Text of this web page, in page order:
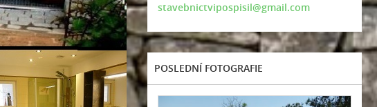
stavebnictvipospisil@gmail.com
POSLEDNÍ FOTOGRAFIE